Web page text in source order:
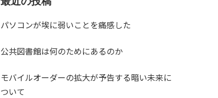
パソコンが埃に弱いことを痛感した
公共図書館は何のためにあるのか
モバイルオーダーの拡大が予告する暗い未来に
ついて